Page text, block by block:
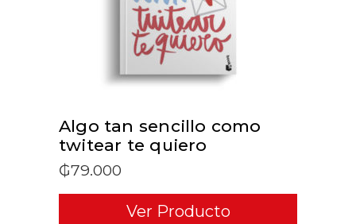
Algo tan sencillo como
twitear te quiero
₲79.000
Ver Producto